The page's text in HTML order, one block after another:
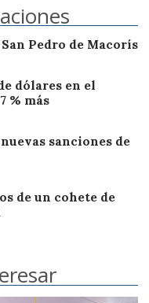
Pedro de Macorís
dólares en el
% más
sanciones de
de un cohete de